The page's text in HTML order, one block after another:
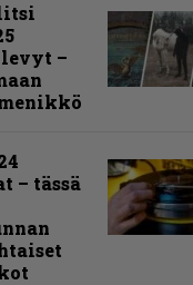
–
– tässä